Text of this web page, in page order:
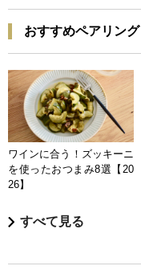
おすすめペアリン
ワインに合う！ズッキーニ
を使ったおつまみ8選【20
26】
すべて見る